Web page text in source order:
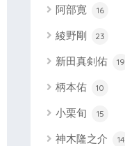
阿部寛 16
綾野剛 23
新田真剣佑 19
柄本佑 10
小栗旬 15
神木隆之介 14